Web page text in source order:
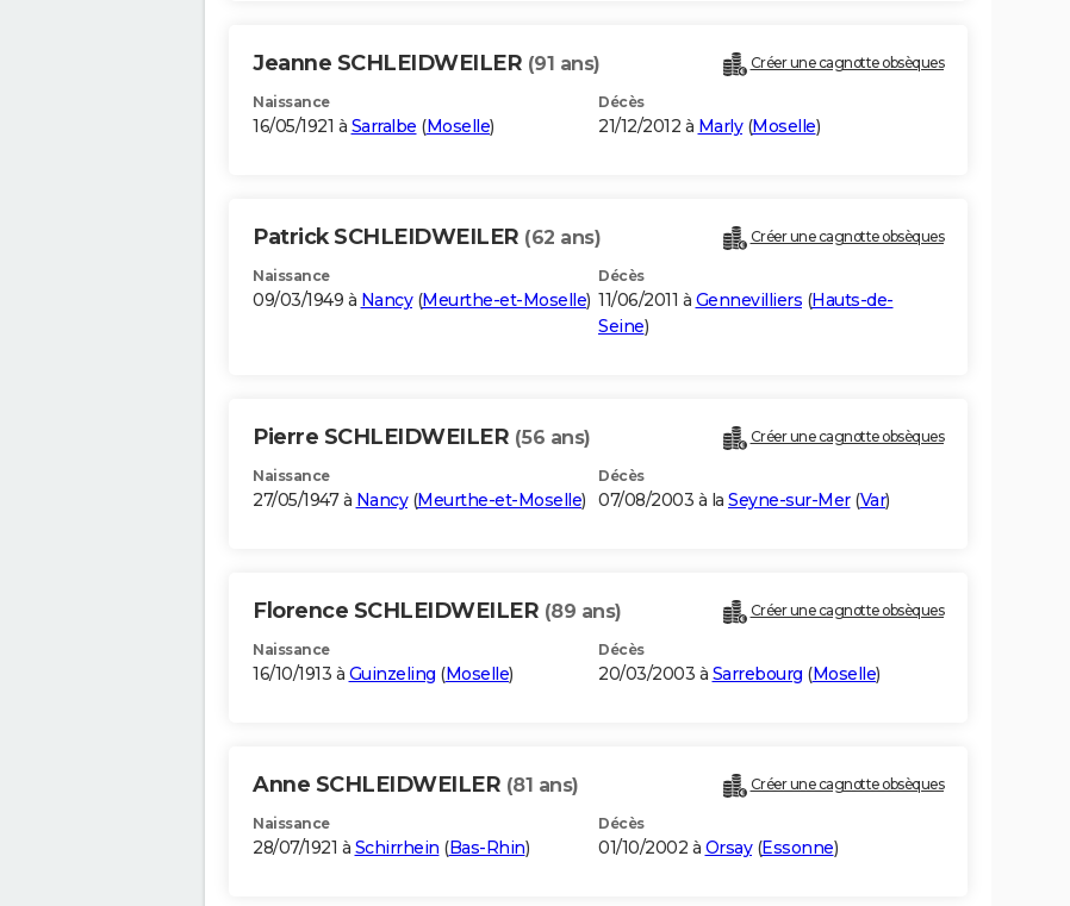
Jeanne SCHLEIDWEILER (91 ans) Créer une cagnotte obsèques
Naissance
16/05/1921 à Sarralbe (Moselle)
Décès
21/12/2012 à Marly(Moselle)
Patrick SCHLEIDWEILER (62 ans) Créer une cagnotte obsèques
Naissance
09/03/1949 à Nancy(Meurthe-et-Moselle)
Décès
11/06/2011 à Gennevilliers (Hauts-de-
Seine)
Pierre SCHLEIDWEILER (56 ans) Créer une cagnotte obsèques
Naissance
27/05/1947 à Nancy(Meurthe-et-Moselle)
Décès
07/08/2003 à la Seyne-sur-Mer(Var)
Florence SCHLEIDWEILER (89 ans) Créer une cagnotte obsèques
Naissance
16/10/1913 à Guinzeling (Moselle)
Décès
20/03/2003 à Sarrebourg (Moselle)
Anne SCHLEIDWEILER (81 ans) Créer une cagnotte obsèques
Naissance
28/07/1921 à Schirrhein (Bas-Rhin)
Décès
01/10/2002 à Orsay(Essonne)